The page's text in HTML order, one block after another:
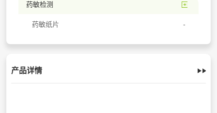
药敏检测
药敏纸片
产品详情